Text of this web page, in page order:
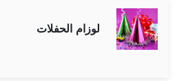
لوزام الحفلات